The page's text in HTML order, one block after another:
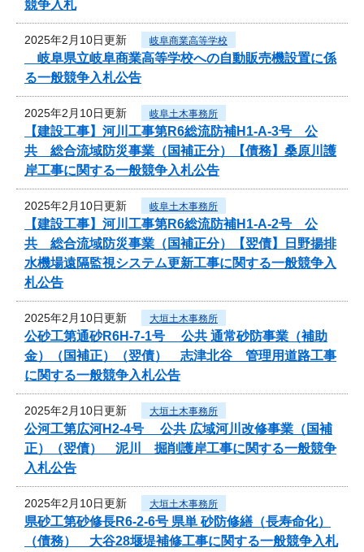
競争入札
2025年2月10日更新 岐阜商業高等学校
岐阜県立岐阜商業高等学校への自動販売機設置に係
る一般競争入札公告
2025年2月10日更新 岐阜土木事務所
【建設工事】河川工事第R6総流防補H1-A-3号 公
共 総合流域防災事業（国補正分）【債務】桑原川護
岸工事に関する一般競争入札公告
2025年2月10日更新 岐阜土木事務所
【建設工事】河川工事第R6総流防補H1-A-2号 公
共 総合流域防災事業（国補正分）【翌債】日野揚排
水機場遠隔監視システム更新工事に関する一般競争入
札公告
2025年2月10日更新 大垣土木事務所
公砂工第通砂R6H-7-1号 公共 通常砂防事業（補助
金）（国補正）（翌債） 志津北谷 管理用道路工事
に関する一般競争入札公告
2025年2月10日更新 大垣土木事務所
公河工第広河H2-4号 公共 広域河川改修事業（国補
正）（翌債） 泥川 掘削護岸工事に関する一般競争
入札公告
2025年2月10日更新 大垣土木事務所
県砂工第砂修長R6-2-6号 県単 砂防修繕（長寿命化）
（債務） 大谷28堰堤補修工事に関する一般競争入札